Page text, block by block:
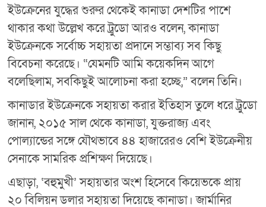
ইউক্রেনের যুদ্ধের শুরুর থেকেই কানাডা দেশটির পাশে
থাকার কথা উল্লেখ করে ট্রুডো আরও বলেন, কানাডা
ইউক্রেনকে সর্বোচ্চ সহায়তা প্রদানে সম্ভাব্য সব কিছু
বিবেচনা করেছে। “যেমনটি আমি কয়েকদিন আগে
বলেছিলাম, সবকিছুই আলোচনা করা হচ্ছে,” বলেন তিনি।
কানাডার ইউক্রেনকে সহায়তা করার ইতিহাস তুলে ধরে ট্রুডো
জানান, ২০১৫ সাল থেকে কানাডা, যুক্তরাজ্য এবং
পোল্যান্ডের সঙ্গে যৌথভাবে ৪৪ হাজারেরও বেশি ইউক্রেনীয়
সেনাকে সামরিক প্রশিক্ষণ দিয়েছে।
এছাড়া, ‘বহুমুখী’ সহায়তার অংশ হিসেবে কিয়েভকে প্রায়
২০ বিলিয়ন ডলার সহায়তা দিয়েছে কানাডা। জার্মানির